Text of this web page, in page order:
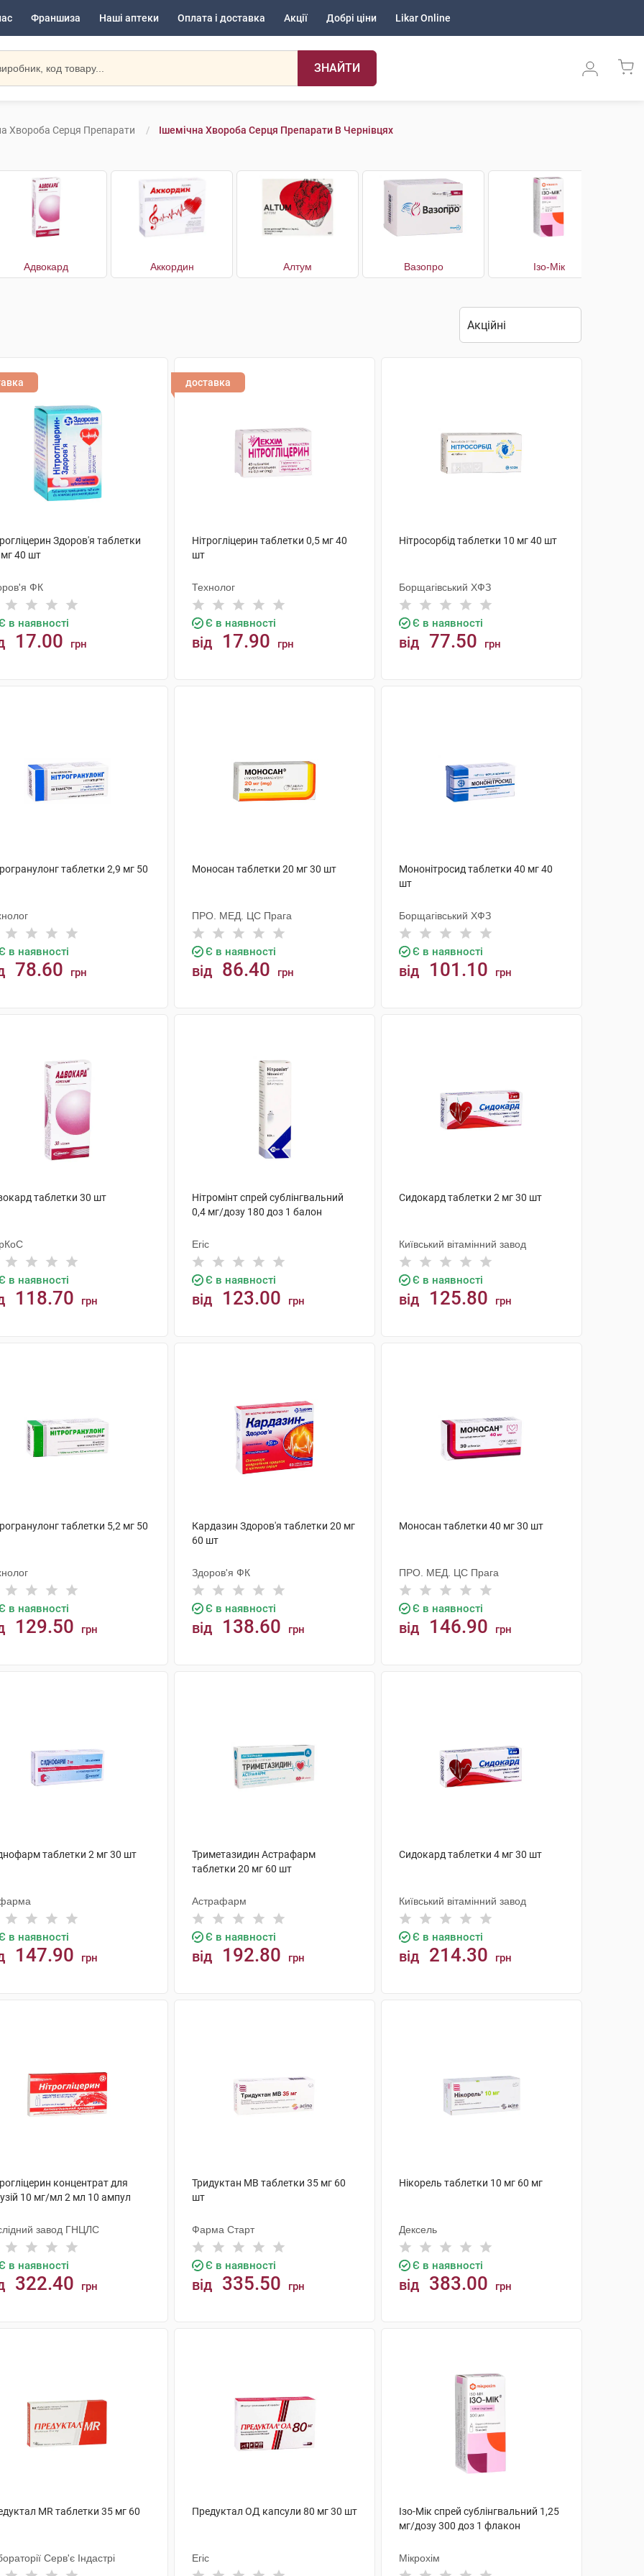
Франшиза Наші аптеки Оплата і доставка Акції Добрі ціни Likar Online
ЗНАЙТИ
Хвороба Серця Препарати Ішемічна Хвороба Серця Препарати В Чернівцях
Адвокард Аккордин Алтум Вазопро Ізо-Мік
Здоров'я таблетки
40 шт
ФК
в наявності
17.00 грн
доставка
Нітрогліцерин таблетки 0,5 мг 40
шт
Технолог
Є в наявності
від 17.90 грн
Нітросорбід таблетки 10 мг 40 шт
Борщагівський ХФЗ
Є в наявності
від 77.50 грн
таблетки 2,9 мг 50
в наявності
78.60 грн
Моносан таблетки 20 мг 30 шт
ПРО. МЕД. ЦС Прага
Є в наявності
від 86.40 грн
Мононітросид таблетки 40 мг 40
шт
Борщагівський ХФЗ
Є в наявності
від 101.10 грн
таблетки 30 шт
в наявності
118.70 грн
Нітромінт спрей сублінгвальний
0,4 мг/дозу 180 доз 1 балон
Егіс
Є в наявності
від 123.00 грн
Сидокард таблетки 2 мг 30 шт
Київський вітамінний завод
Є в наявності
від 125.80 грн
таблетки 5,2 мг 50
в наявності
129.50 грн
Кардазин Здоров'я таблетки 20 мг
60 шт
Здоров'я ФК
Є в наявності
від 138.60 грн
Моносан таблетки 40 мг 30 шт
ПРО. МЕД. ЦС Прага
Є в наявності
від 146.90 грн
таблетки 2 мг 30 шт
в наявності
147.90 грн
Триметазидин Астрафарм
таблетки 20 мг 60 шт
Астрафарм
Є в наявності
від 192.80 грн
Сидокард таблетки 4 мг 30 шт
Київський вітамінний завод
Є в наявності
від 214.30 грн
концентрат для
10 мг/мл 2 мл 10 ампул
завод ГНЦЛС
в наявності
322.40 грн
Тридуктан МВ таблетки 35 мг 60
шт
Фарма Старт
Є в наявності
від 335.50 грн
Нікорель таблетки 10 мг 60 мг
Дексель
Є в наявності
від 383.00 грн
MR таблетки 35 мг 60
Серв'є Індастрі
Предуктал ОД капсули 80 мг 30 шт
Егіс
Ізо-Мік спрей сублінгвальний 1,25
мг/дозу 300 доз 1 флакон
Мікрохім